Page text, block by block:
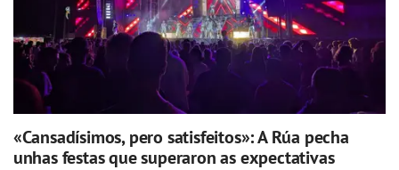
«Cansadísimos, pero satisfeitos»: A Rúa pecha
unhas festas que superaron as expectativas